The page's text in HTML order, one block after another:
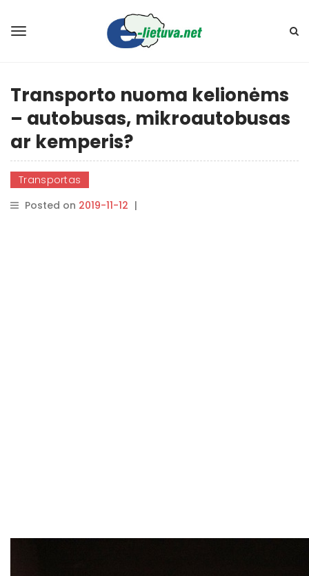
Transporto nuoma kelionėms
– autobusas, mikroautobusas
ar kemperis?
Transportas
Posted on 2019-11-12 |